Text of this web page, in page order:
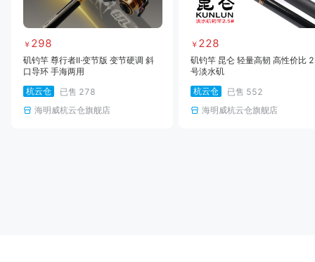
￥ 298
矶钓竿 尊行者II·变节版 变节硬调 斜
口导环 手海两用
杭云仓
已售 278
海明威杭云仓旗舰店
￥ 228
矶钓竿 昆仑 轻量高韧 高性价比
号淡水矶
杭云仓
已售 552
海明威杭云仓旗舰店